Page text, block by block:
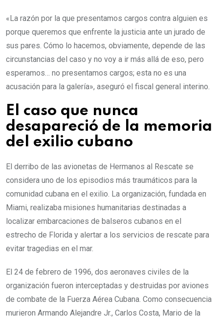
«La razón por la que presentamos cargos contra alguien es
porque queremos que enfrente la justicia ante un jurado de
sus pares. Cómo lo hacemos, obviamente, depende de las
circunstancias del caso y no voy a ir más allá de eso, pero
esperamos… no presentamos cargos; esta no es una
acusación para la galería», aseguró el fiscal general interino.
El caso que nunca
desapareció de la memoria
del exilio cubano
El derribo de las avionetas de Hermanos al Rescate se
considera uno de los episodios más traumáticos para la
comunidad cubana en el exilio. La organización, fundada en
Miami, realizaba misiones humanitarias destinadas a
localizar embarcaciones de balseros cubanos en el
estrecho de Florida y alertar a los servicios de rescate para
evitar tragedias en el mar.
El 24 de febrero de 1996, dos aeronaves civiles de la
organización fueron interceptadas y destruidas por aviones
de combate de la Fuerza Aérea Cubana. Como consecuencia
murieron Armando Alejandre Jr., Carlos Costa, Mario de la